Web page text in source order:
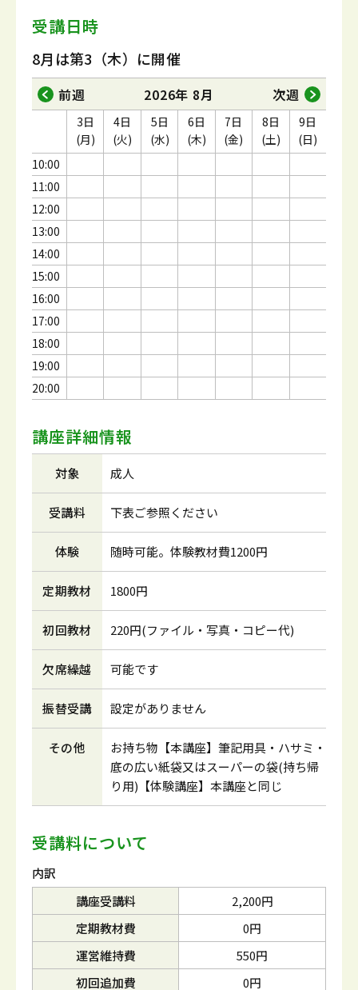
受講日時
8月は第3（木）に開催
前週 2026年 8月 次週
10:00
11:00
12:00
13:00
14:00
15:00
16:00
17:00
18:00
19:00
20:00
3日
(月)
4日
(火)
5日
(水)
6日
(木)
7日
(金)
8日
(土)
9日
(日)
講座詳細情報
対象 成人
受講料 下表ご参照ください
体験 随時可能。体験教材費1200円
定期教材 1800円
初回教材 220円(ファイル・写真・コピー代)
欠席繰越 可能です
振替受講 設定がありません
その他
お持ち物【本講座】筆記用具・ハサミ・
底の広い紙袋又はスーパーの袋(持ち帰
り用)【体験講座】本講座と同じ
受講料について
内訳
講座受講料
2,200円
定期教材費
0円
運営維持費
550円
初回追加費
0円